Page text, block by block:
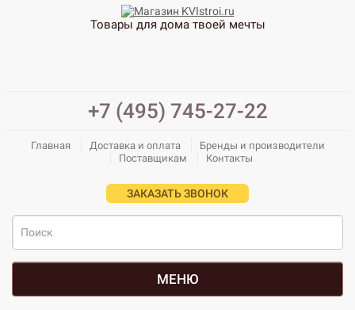
Товары для дома твоей мечты
+7 (495) 745-27-22
Главная Доставка и оплата
Бренды и производители
Поставщикам
Контакты
ЗАКАЗАТЬ ЗВОНОК
МЕНЮ